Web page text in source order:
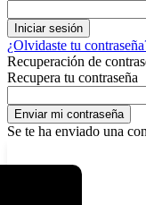
¿Olvidaste tu
Recuperación de
Recupera tu contraseña
Se te ha enviado una